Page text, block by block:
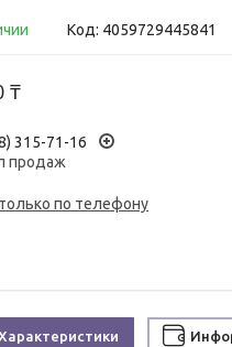
Код: 4059729445841
₸
315-71-16
продаж
по телефону